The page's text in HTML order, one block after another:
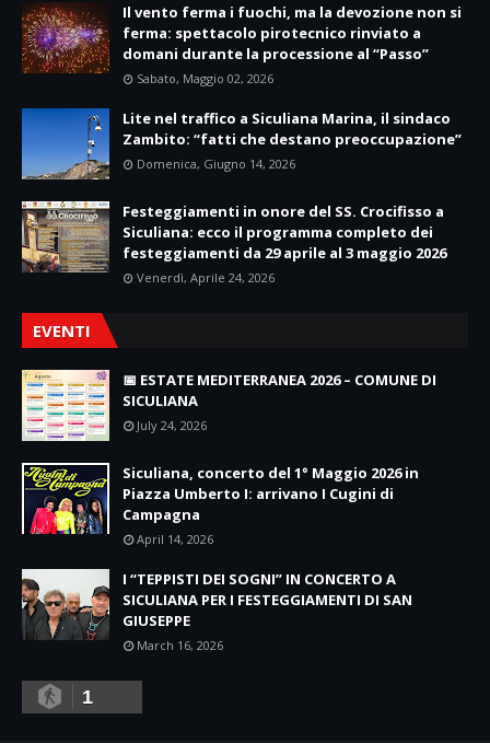
Il vento ferma i fuochi, ma la devozione non si
ferma: spettacolo pirotecnico rinviato a
domani durante la processione al “Passo”
Sabato, Maggio 02, 2026
Lite nel traffico a Siculiana Marina, il sindaco
Zambito: “fatti che destano preoccupazione”
Domenica, Giugno 14, 2026
Festeggiamenti in onore del SS. Crocifisso a
Siculiana: ecco il programma completo dei
festeggiamenti da 29 aprile al 3 maggio 2026
Venerdì, Aprile 24, 2026
EVENTI
📅 ESTATE MEDITERRANEA 2026 – COMUNE DI
SICULIANA
July 24, 2026
Siculiana, concerto del 1° Maggio 2026 in
Piazza Umberto I: arrivano I Cugini di
Campagna
April 14, 2026
I “TEPPISTI DEI SOGNI” IN CONCERTO A
SICULIANA PER I FESTEGGIAMENTI DI SAN
GIUSEPPE
March 16, 2026
1